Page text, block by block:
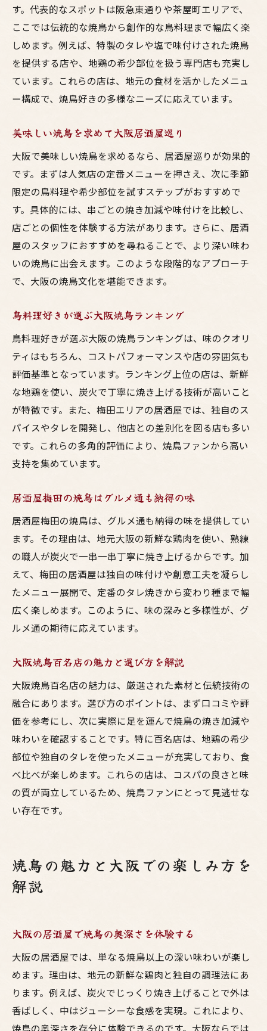
す。代表的なスポットは阪急東通りや茶屋町エリアで、
ここでは伝統的な焼鳥から創作的な鳥料理まで幅広く楽
しめます。例えば、特製のタレや塩で味付けされた焼鳥
を提供する店や、地鶏の希少部位を扱う専門店も充実し
ています。これらの店は、地元の食材を活かしたメニュ
ー構成で、焼鳥好きの多様なニーズに応えています。
美味しい焼鳥を求めて大阪居酒屋巡り
大阪で美味しい焼鳥を求めるなら、居酒屋巡りが効果的
です。まずは人気店の定番メニューを押さえ、次に季節
限定の鳥料理や希少部位を試すステップがおすすめで
す。具体的には、串ごとの焼き加減や味付けを比較し、
店ごとの個性を体験する方法があります。さらに、居酒
屋のスタッフにおすすめを尋ねることで、より深い味わ
いの焼鳥に出会えます。このような段階的なアプローチ
で、大阪の焼鳥文化を堪能できます。
鳥料理好きが選ぶ大阪焼鳥ランキング
鳥料理好きが選ぶ大阪の焼鳥ランキングは、味のクオリ
ティはもちろん、コストパフォーマンスや店の雰囲気も
評価基準となっています。ランキング上位の店は、新鮮
な地鶏を使い、炭火で丁寧に焼き上げる技術が高いこと
が特徴です。また、梅田エリアの居酒屋では、独自のス
パイスやタレを開発し、他店との差別化を図る店も多い
です。これらの多角的評価により、焼鳥ファンから高い
支持を集めています。
居酒屋梅田の焼鳥はグルメ通も納得の味
居酒屋梅田の焼鳥は、グルメ通も納得の味を提供してい
ます。その理由は、地元大阪の新鮮な鶏肉を使い、熟練
の職人が炭火で一串一串丁寧に焼き上げるからです。加
えて、梅田の居酒屋は独自の味付けや創意工夫を凝らし
たメニュー展開で、定番のタレ焼きから変わり種まで幅
広く楽しめます。このように、味の深みと多様性が、グ
ルメ通の期待に応えています。
大阪焼鳥百名店の魅力と選び方を解説
大阪焼鳥百名店の魅力は、厳選された素材と伝統技術の
融合にあります。選び方のポイントは、まず口コミや評
価を参考にし、次に実際に足を運んで焼鳥の焼き加減や
味わいを確認することです。特に百名店は、地鶏の希少
部位や独自のタレを使ったメニューが充実しており、食
べ比べが楽しめます。これらの店は、コスパの良さと味
の質が両立しているため、焼鳥ファンにとって見逃せな
い存在です。
焼鳥の魅力と大阪での楽しみ方を
解説
大阪の居酒屋で焼鳥の奥深さを体験する
大阪の居酒屋では、単なる焼鳥以上の深い味わいが楽し
めます。理由は、地元の新鮮な鶏肉と独自の調理法にあ
ります。例えば、炭火でじっくり焼き上げることで外は
香ばしく、中はジューシーな食感を実現。これにより、
焼鳥の奥深さを存分に体験できるのです。大阪ならでは